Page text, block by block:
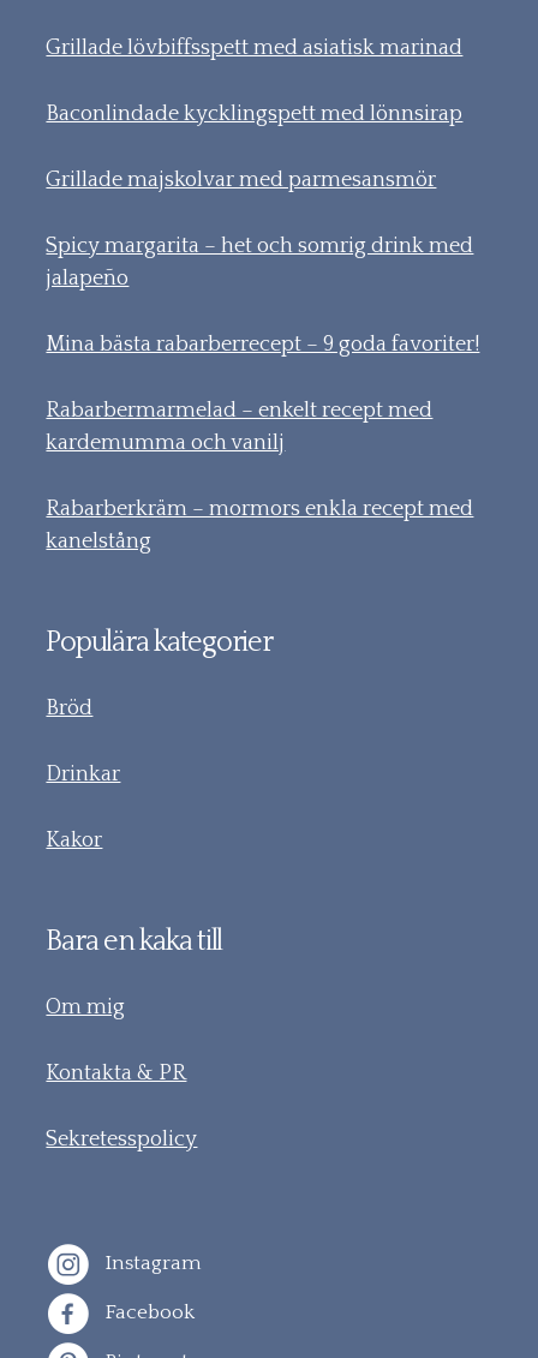
Grillade lövbiffsspett med asiatisk marinad
Baconlindade kycklingspett med lönnsirap
Grillade majskolvar med parmesansmör
Spicy margarita – het och somrig drink med
jalapeño
Mina bästa rabarberrecept – 9 goda favoriter!
Rabarbermarmelad – enkelt recept med
kardemumma och vanilj
Rabarberkräm – mormors enkla recept med
kanelstång
Populära kategorier
Bröd
Drinkar
Kakor
Bara en kaka till
Om mig
Kontakta & PR
Sekretesspolicy
Instagram
Facebook